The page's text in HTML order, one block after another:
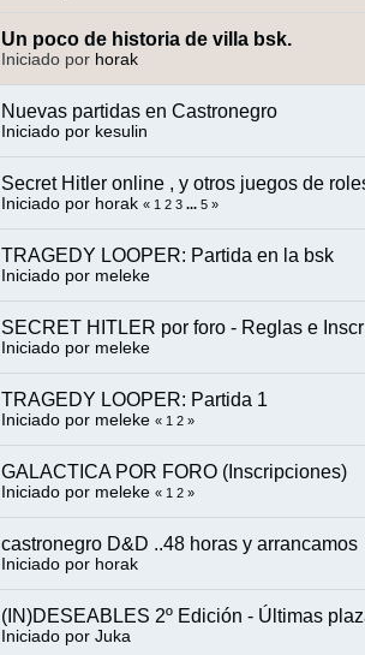
Un poco de historia de villa bsk.
Iniciado por horak
Nuevas partidas en Castronegro
Iniciado por kesulin
Secret Hitler online , y otros juegos de
Iniciado por horak « 1 2 3 ... 5 »
TRAGEDY LOOPER: Partida en la bsk
Iniciado por meleke
SECRET HITLER por foro - Reglas e
Iniciado por meleke
TRAGEDY LOOPER: Partida 1
Iniciado por meleke « 1 2 »
GALACTICA POR FORO (Inscripciones)
Iniciado por meleke « 1 2 »
castronegro D&D ..48 horas y arrancamos
Iniciado por horak
(IN)DESEABLES 2º Edición - Últimas
Iniciado por Juka